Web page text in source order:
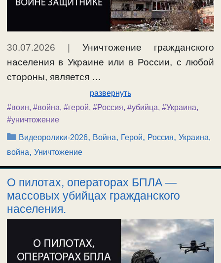
30.07.2026
Уничтожение гражданского
населения в Украине или в России, с любой
стороны, является …
развернуть
#воин, #война, #герой, #Россия, #убийца, #Украина,
#уничтожение
Рубрики
Видеоролики-2026, Война, Герой, Россия,Украина,
война, Уничтожение
О пилотах, операторах БПЛА —
массовых убийцах гражданского
населения.